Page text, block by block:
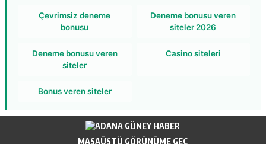
Çevrimsiz deneme
bonusu
Deneme bonusu veren
siteler 2026
Deneme bonusu veren
siteler
Casino siteleri
Bonus veren siteler
MASAÜSTÜ GÖRÜNÜME GEÇ